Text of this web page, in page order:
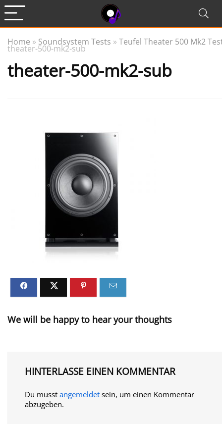
Home » Soundsystem Tests » Teufel Theater 500 Mk2
theater-500-mk2-sub
theater-500-mk2-sub
We will be happy to hear your thoughts
HINTERLASSE EINEN KOMMENTAR
Du musst angemeldet sein, um einen Kommentar
abzugeben.